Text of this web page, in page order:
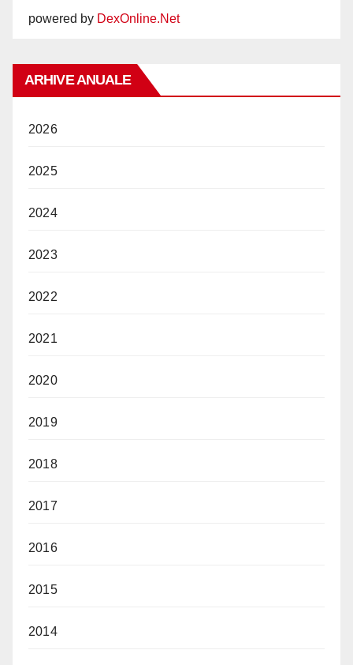
powered by DexOnline.Net
ARHIVE ANUALE
2026
2025
2024
2023
2022
2021
2020
2019
2018
2017
2016
2015
2014